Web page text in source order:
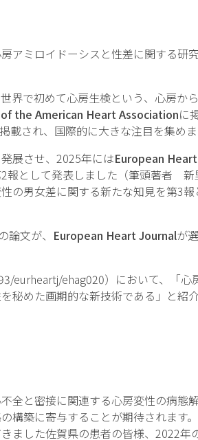
アミロイドーシスと性差に関する研
界で初めて心房生検という、心房か
the American Heart Associationに
載され、国際的に大きな注目を集めま
展させ、2025年にはEuropean
報として発表しました（筆頭著者
の男女差に関する新たな知見を第3
文が、 European Heart Journalが
ehag020）において、「心
秘めた画期的な新技術である」と紹介
全と密接に関連する心房変性の病態
構築に寄与することが期待されます。
ました佐賀県の患者の皆様、2022